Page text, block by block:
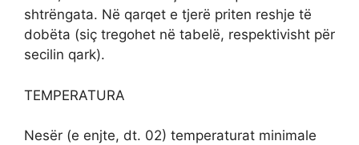
shtrëngata. Në qarqet e tjerë priten reshje të
dobëta (siç tregohet në tabelë, respektivisht për
secilin qark).
TEMPERATURA
Nesër (e enjte, dt. 02) temperaturat minimale